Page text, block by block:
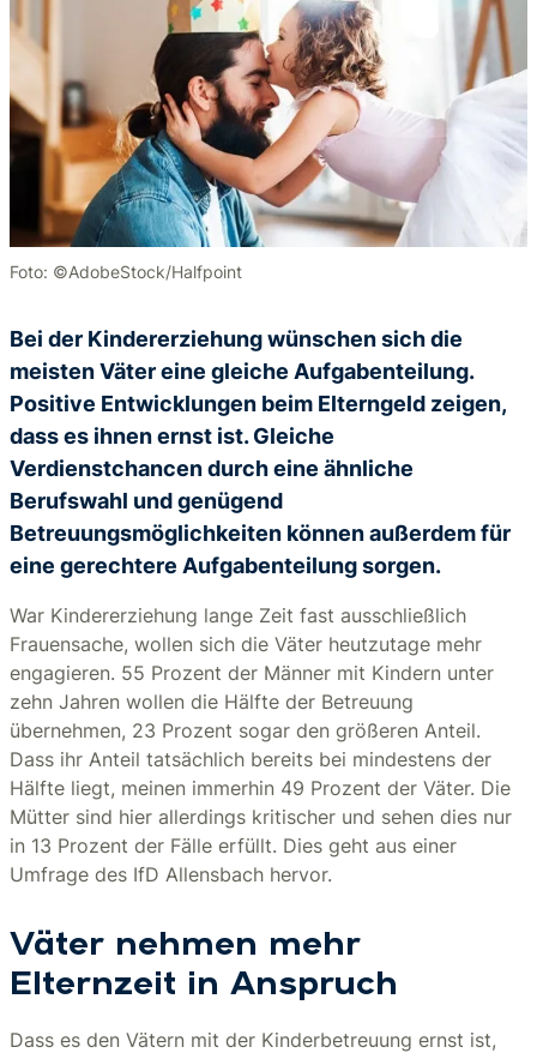
Foto: ©AdobeStock/Halfpoint
Bei der Kindererziehung wünschen sich die
meisten Väter eine gleiche Aufgabenteilung.
Positive Entwicklungen beim Elterngeld zeigen,
dass es ihnen ernst ist. Gleiche
Verdienstchancen durch eine ähnliche
Berufswahl und genügend
Betreuungsmöglichkeiten können außerdem für
eine gerechtere Aufgabenteilung sorgen.
War Kindererziehung lange Zeit fast ausschließlich
Frauensache, wollen sich die Väter heutzutage mehr
engagieren. 55 Prozent der Männer mit Kindern unter
zehn Jahren wollen die Hälfte der Betreuung
übernehmen, 23 Prozent sogar den größeren Anteil.
Dass ihr Anteil tatsächlich bereits bei mindestens der
Hälfte liegt, meinen immerhin 49 Prozent der Väter. Die
Mütter sind hier allerdings kritischer und sehen dies nur
in 13 Prozent der Fälle erfüllt. Dies geht aus einer
Umfrage des IfD Allensbach hervor.
Väter nehmen mehr
Elternzeit in Anspruch
Dass es den Vätern mit der Kinderbetreuung ernst ist,